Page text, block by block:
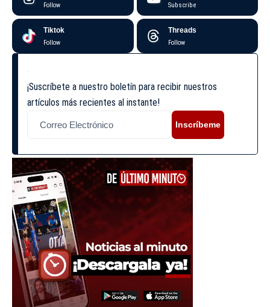
Follow Subscribe
Tiktok
Follow
Threads
Follow
¡Suscríbete a nuestro boletín para recibir nuestros
artículos más recientes al instante!
Inscríbeme